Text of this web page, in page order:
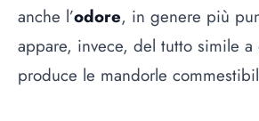
anche l’odore, in genere più
appare, invece, del tutto simile a
produce le mandorle